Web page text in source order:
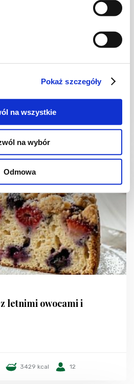
Pokaż szczegóły
na wszystkie
na wybór
Odmowa
z kremem i malinową
4954 kcal 20
letnimi owocami i
3429 kcal 12